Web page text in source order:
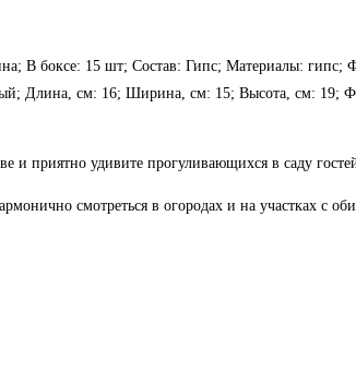
В боксе: 15 шт; Состав: Гипс; Материалы: гипс;
Длина, см: 16; Ширина, см: 15; Высота, см:
и приятно удивите прогуливающихся в саду
смотреться в огородах и на участках с